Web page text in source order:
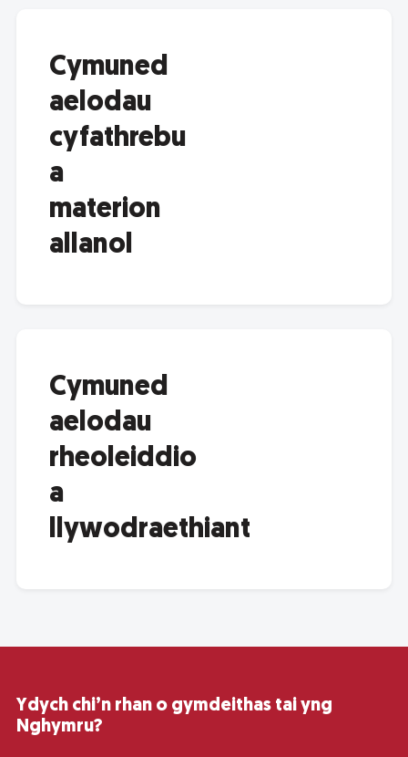
Cymuned
aelodau
cyfathrebu
a
materion
allanol
Cymuned
aelodau
rheoleiddio
a
llywodraethiant
Ydych chi’n rhan o gymdeithas tai yng
Nghymru?